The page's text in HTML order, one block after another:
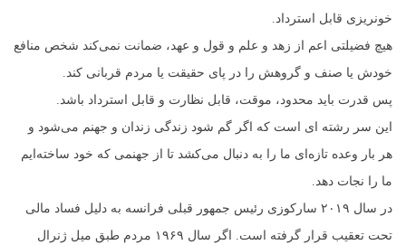
خونریزی قابل استرداد.
هیچ فضیلتی اعم از زهد و علم و قول و عهد، ضمانت نمی‌کند شخص منافع
خودش یا صنف و گروهش را در پای حقیقت یا مردم قربانی کند.
پس قدرت باید محدود، موقت، قابل نظارت و قابل استرداد باشد.
این سر رشته ای است که اگر گم شود زندگی زندان و جهنم می‌شود و
هر بار وعده تازه‌ای ما را به دنبال می‌کشد تا از جهنمی که خود ساخته‌ایم
ما را نجات دهد.
در سال ۲۰۱۹ سارکوزی رئیس جمهور قبلی فرانسه به دلیل فساد مالی
تحت تعقیب قرار گرفته است. اگر سال ۱۹۶۹ مردم طبق میل ژنرال